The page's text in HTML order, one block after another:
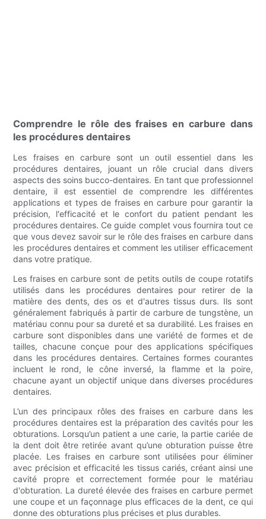
Comprendre le rôle des fraises en carbure dans
les procédures dentaires
Les fraises en carbure sont un outil essentiel dans les
procédures dentaires, jouant un rôle crucial dans divers
aspects des soins bucco-dentaires. En tant que professionnel
dentaire, il est essentiel de comprendre les différentes
applications et types de fraises en carbure pour garantir la
précision, l'efficacité et le confort du patient pendant les
procédures dentaires. Ce guide complet vous fournira tout ce
que vous devez savoir sur le rôle des fraises en carbure dans
les procédures dentaires et comment les utiliser efficacement
dans votre pratique.
Les fraises en carbure sont de petits outils de coupe rotatifs
utilisés dans les procédures dentaires pour retirer de la
matière des dents, des os et d'autres tissus durs. Ils sont
généralement fabriqués à partir de carbure de tungstène, un
matériau connu pour sa dureté et sa durabilité. Les fraises en
carbure sont disponibles dans une variété de formes et de
tailles, chacune conçue pour des applications spécifiques
dans les procédures dentaires. Certaines formes courantes
incluent le rond, le cône inversé, la flamme et la poire,
chacune ayant un objectif unique dans diverses procédures
dentaires.
L’un des principaux rôles des fraises en carbure dans les
procédures dentaires est la préparation des cavités pour les
obturations. Lorsqu’un patient a une carie, la partie cariée de
la dent doit être retirée avant qu’une obturation puisse être
placée. Les fraises en carbure sont utilisées pour éliminer
avec précision et efficacité les tissus cariés, créant ainsi une
cavité propre et correctement formée pour le matériau
d'obturation. La dureté élevée des fraises en carbure permet
une coupe et un façonnage plus efficaces de la dent, ce qui
donne des obturations plus précises et plus durables.